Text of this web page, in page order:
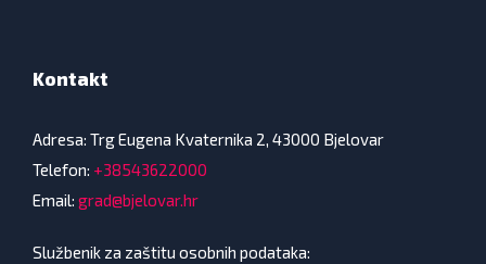
Kontakt
Adresa: Trg Eugena Kvaternika 2, 43000 Bjelovar
Telefon: +38543622000
Email: grad@bjelovar.hr
Službenik za zaštitu osobnih podataka: